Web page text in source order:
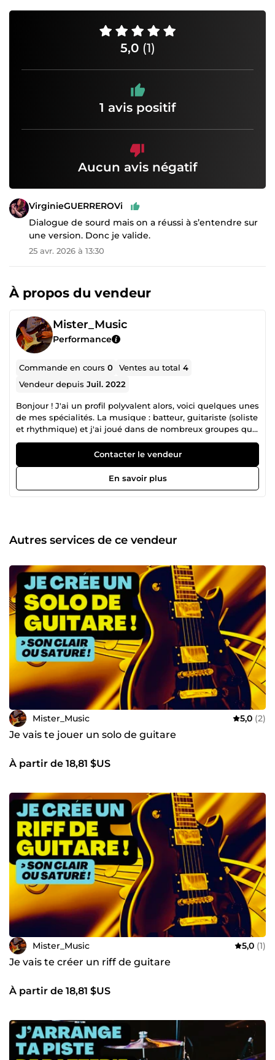
5,0 (1)
1 avis positif
Aucun avis négatif
VirginieGUERREROVi
Dialogue de sourd mais on a réussi à s’entendre sur
une version. Donc je valide.
25 avr. 2026 à 13:30
À propos du vendeur
Mister_Music
Performance
Commande en cours0 Ventes au total4
Vendeur depuisJuil. 2022
Bonjour ! J'ai un profil polyvalent alors, voici quelques unes
de mes spécialités. La musique : batteur, guitariste (soliste
et rhythmique) et j'ai joué dans de nombreux groupes qui
m'ont donné des expériences aussi bien en studio que sur
différentes scènes. Je suis aussi musicien par MAO
(musique assistée par ordinateur) en tant que guitariste
soliste et surtout en aimant créer mes propres musiques
de reprises allant jusqu'à des backing tracks entiers (pistes
différents genres musicaux et avec une vraie mise en
avant de la batterie (sons fidèles ou pas) est mon but. Je
community management : je propose également un
service de community management cad que je ferai aussi
bien pour vous que pour moi. Pas de service au rabais ! La
qualité et les résultats primeront. Mes spécialités :
Instagram pour les posts, vidéos, légendes, images de
profil, bio etc. avec YouTube pour la bio, image de profil, les
bannières et vignettes. Linkedin pour bannières, image de
profil, bio et posts. La rédaction car je peux également
créer/arranger un CV, écrire un article pour blog Check it
out comme on dit en bon Français ! :- )
Contacter le vendeur
En savoir plus
Autres services de ce vendeur
Mister_Music 5,0 (2)
Je vais te jouer un solo de guitare
À partir de 18,81 $US
Mister_Music 5,0 (1)
Je vais te créer un riff de guitare
À partir de 18,81 $US